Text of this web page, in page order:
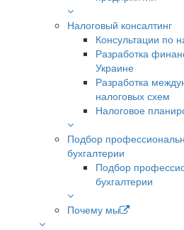
Налоговый консалтинг
Консультации по
Разработка
Украине
Разработка
налоговых схем
Налоговое
Подбор
бухгалтерии
Подбор
бухгалтерии
Почему мы